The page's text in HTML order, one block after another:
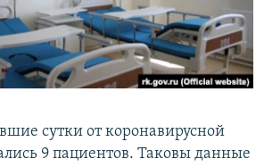
сутки от коронавирусной
9 пациентов. Таковы данные